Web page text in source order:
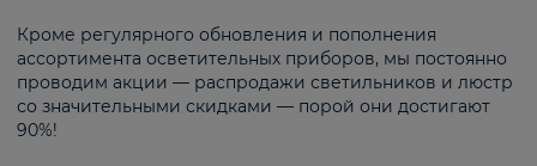
Кроме регулярного обновления и пополнения
ассортимента осветительных приборов, мы постоянно
проводим акции — распродажи светильников и люстр
со значительными скидками — порой они достигают
90%!